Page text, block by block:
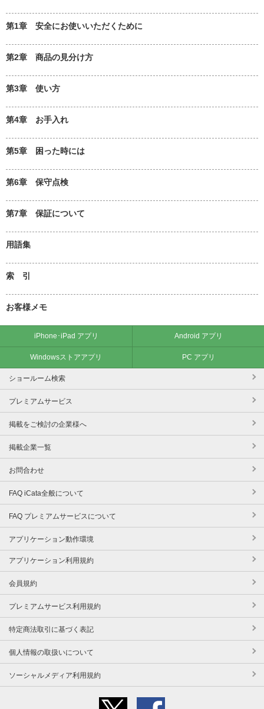
第1章 安全にお使いいただくために
第2章 商品の見分け方
第3章 使い方
第4章 お手入れ
第5章 困った時には
第6章 保守点検
第7章 保証について
用語集
索 引
お客様メモ
iPhone･iPad アプリ Android アプリ
Windowsストアアプリ PC アプリ
ショールーム検索
プレミアムサービス
掲載をご検討の企業様へ
掲載企業一覧
お問合わせ
FAQ iCata全般について
FAQ プレミアムサービスについて
アプリケーション動作環境
アプリケーション利用規約
会員規約
プレミアムサービス利用規約
特定商法取引に基づく表記
個人情報の取扱いについて
ソーシャルメディア利用規約